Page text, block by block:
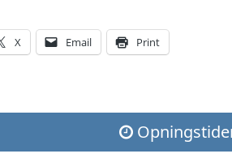
X Email Print